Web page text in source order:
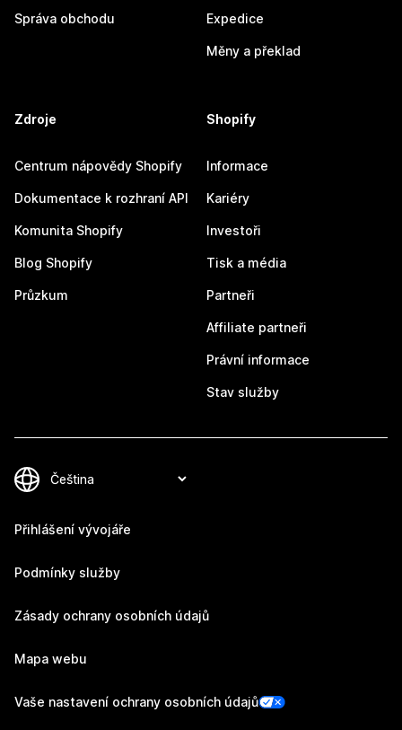
Správa obchodu Expedice
Měny a překlad
Zdroje
Centrum nápovědy Shopify
Dokumentace k rozhraní API
Komunita Shopify
Blog Shopify
Průzkum
Shopify
Informace
Kariéry
Investoři
Tisk a média
Partneři
Affiliate partneři
Právní informace
Stav služby
Přihlášení vývojáře
Podmínky služby
Zásady ochrany osobních údajů
Mapa webu
Vaše nastavení ochrany osobních údajů